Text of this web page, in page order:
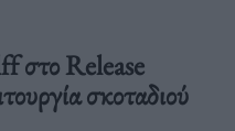
στο Release
σκοταδιού